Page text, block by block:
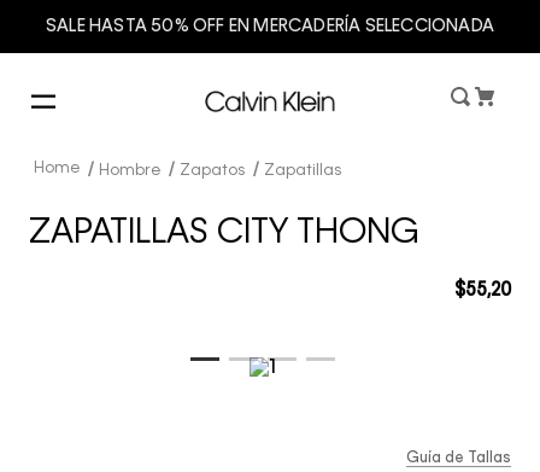
SALE HASTA 50% OFF EN MERCADERÍA SELECCIONADA
Hombre Zapatos Zapatillas
ZAPATILLAS CITY THONG
$55,20
Guía de Tallas